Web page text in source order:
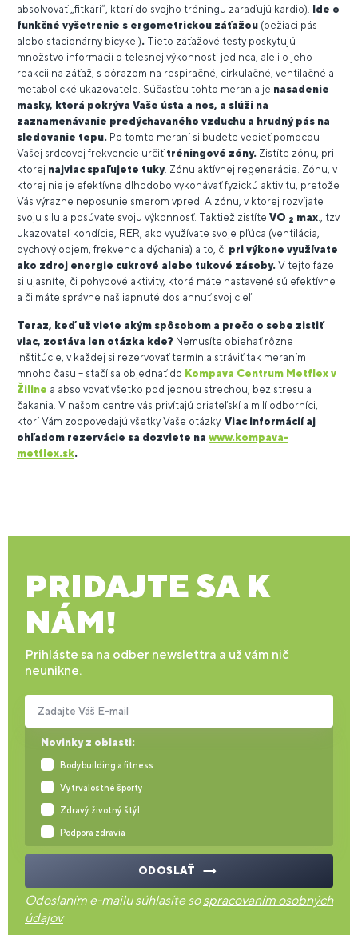
absolvovať „fitkári“, ktorí do svojho tréningu zaraďujú kardio).
Ide o
funkčné vyšetrenie s ergometrickou záťažou (bežiaci pás
alebo stacionárny bicykel). Tieto záťažové testy poskytujú
množstvo informácií o telesnej výkonnosti jedinca, ale i o jeho
reakcii na záťaž, s dôrazom na respiračné, cirkulačné, ventilačné a
metabolické ukazovatele. Súčasťou tohto merania je nasadenie
masky, ktorá pokrýva Vaše ústa a nos, a slúži na
zaznamenávanie predýchavaného vzduchu a hrudný pás na
sledovanie tepu. Po tomto meraní si budete vedieť pomocou
Vašej srdcovej frekvencie určiť tréningové zóny. Zistíte zónu, pri
ktorej najviac spaľujete tuky. Zónu aktívnej regenerácie. Zónu, v
ktorej nie je efektívne dlhodobo vykonávať fyzickú aktivitu, pretože
Vás výrazne neposunie smerom vpred. A zónu, v ktorej rozvíjate
svoju silu a posúvate svoju výkonnosť. Taktiež zistíte VO 2 max ., tzv.
ukazovateľ kondície, RER, ako využívate svoje pľúca (ventilácia,
dychový objem, frekvencia dýchania) a to, či pri výkone využívate
ako zdroj energie cukrové alebo tukové zásoby. V tejto fáze
si ujasníte, či pohybové aktivity, ktoré máte nastavené sú efektívne
a či máte správne našliapnuté dosiahnuť svoj cieľ.
Teraz, keď už viete akým spôsobom a prečo o sebe zistiť
viac, zostáva len otázka kde? Nemusíte obiehať rôzne
inštitúcie, v každej si rezervovať termín a stráviť tak meraním
mnoho času – stačí sa objednať do Kompava Centrum Metflex v
Žiline a absolvovať všetko pod jednou strechou, bez stresu a
čakania. V našom centre vás privítajú priateľskí a milí odborníci,
ktorí Vám zodpovedajú všetky Vaše otázky. Viac informácií aj
ohľadom rezervácie sa dozviete na www.kompava-
metflex.sk.
PRIDAJTE SA K
NÁM!
Prihláste sa na odber newslettra a už vám nič
neunikne.
Novinky z oblasti:
Bodybuilding a fitness
Vytrvalostné športy
Zdravý životný štýl
Podpora zdravia
Zadajte Váš E-mail
ODOSLAŤ
Odoslaním e-mailu súhlasíte sospracovaním osobných
údajov